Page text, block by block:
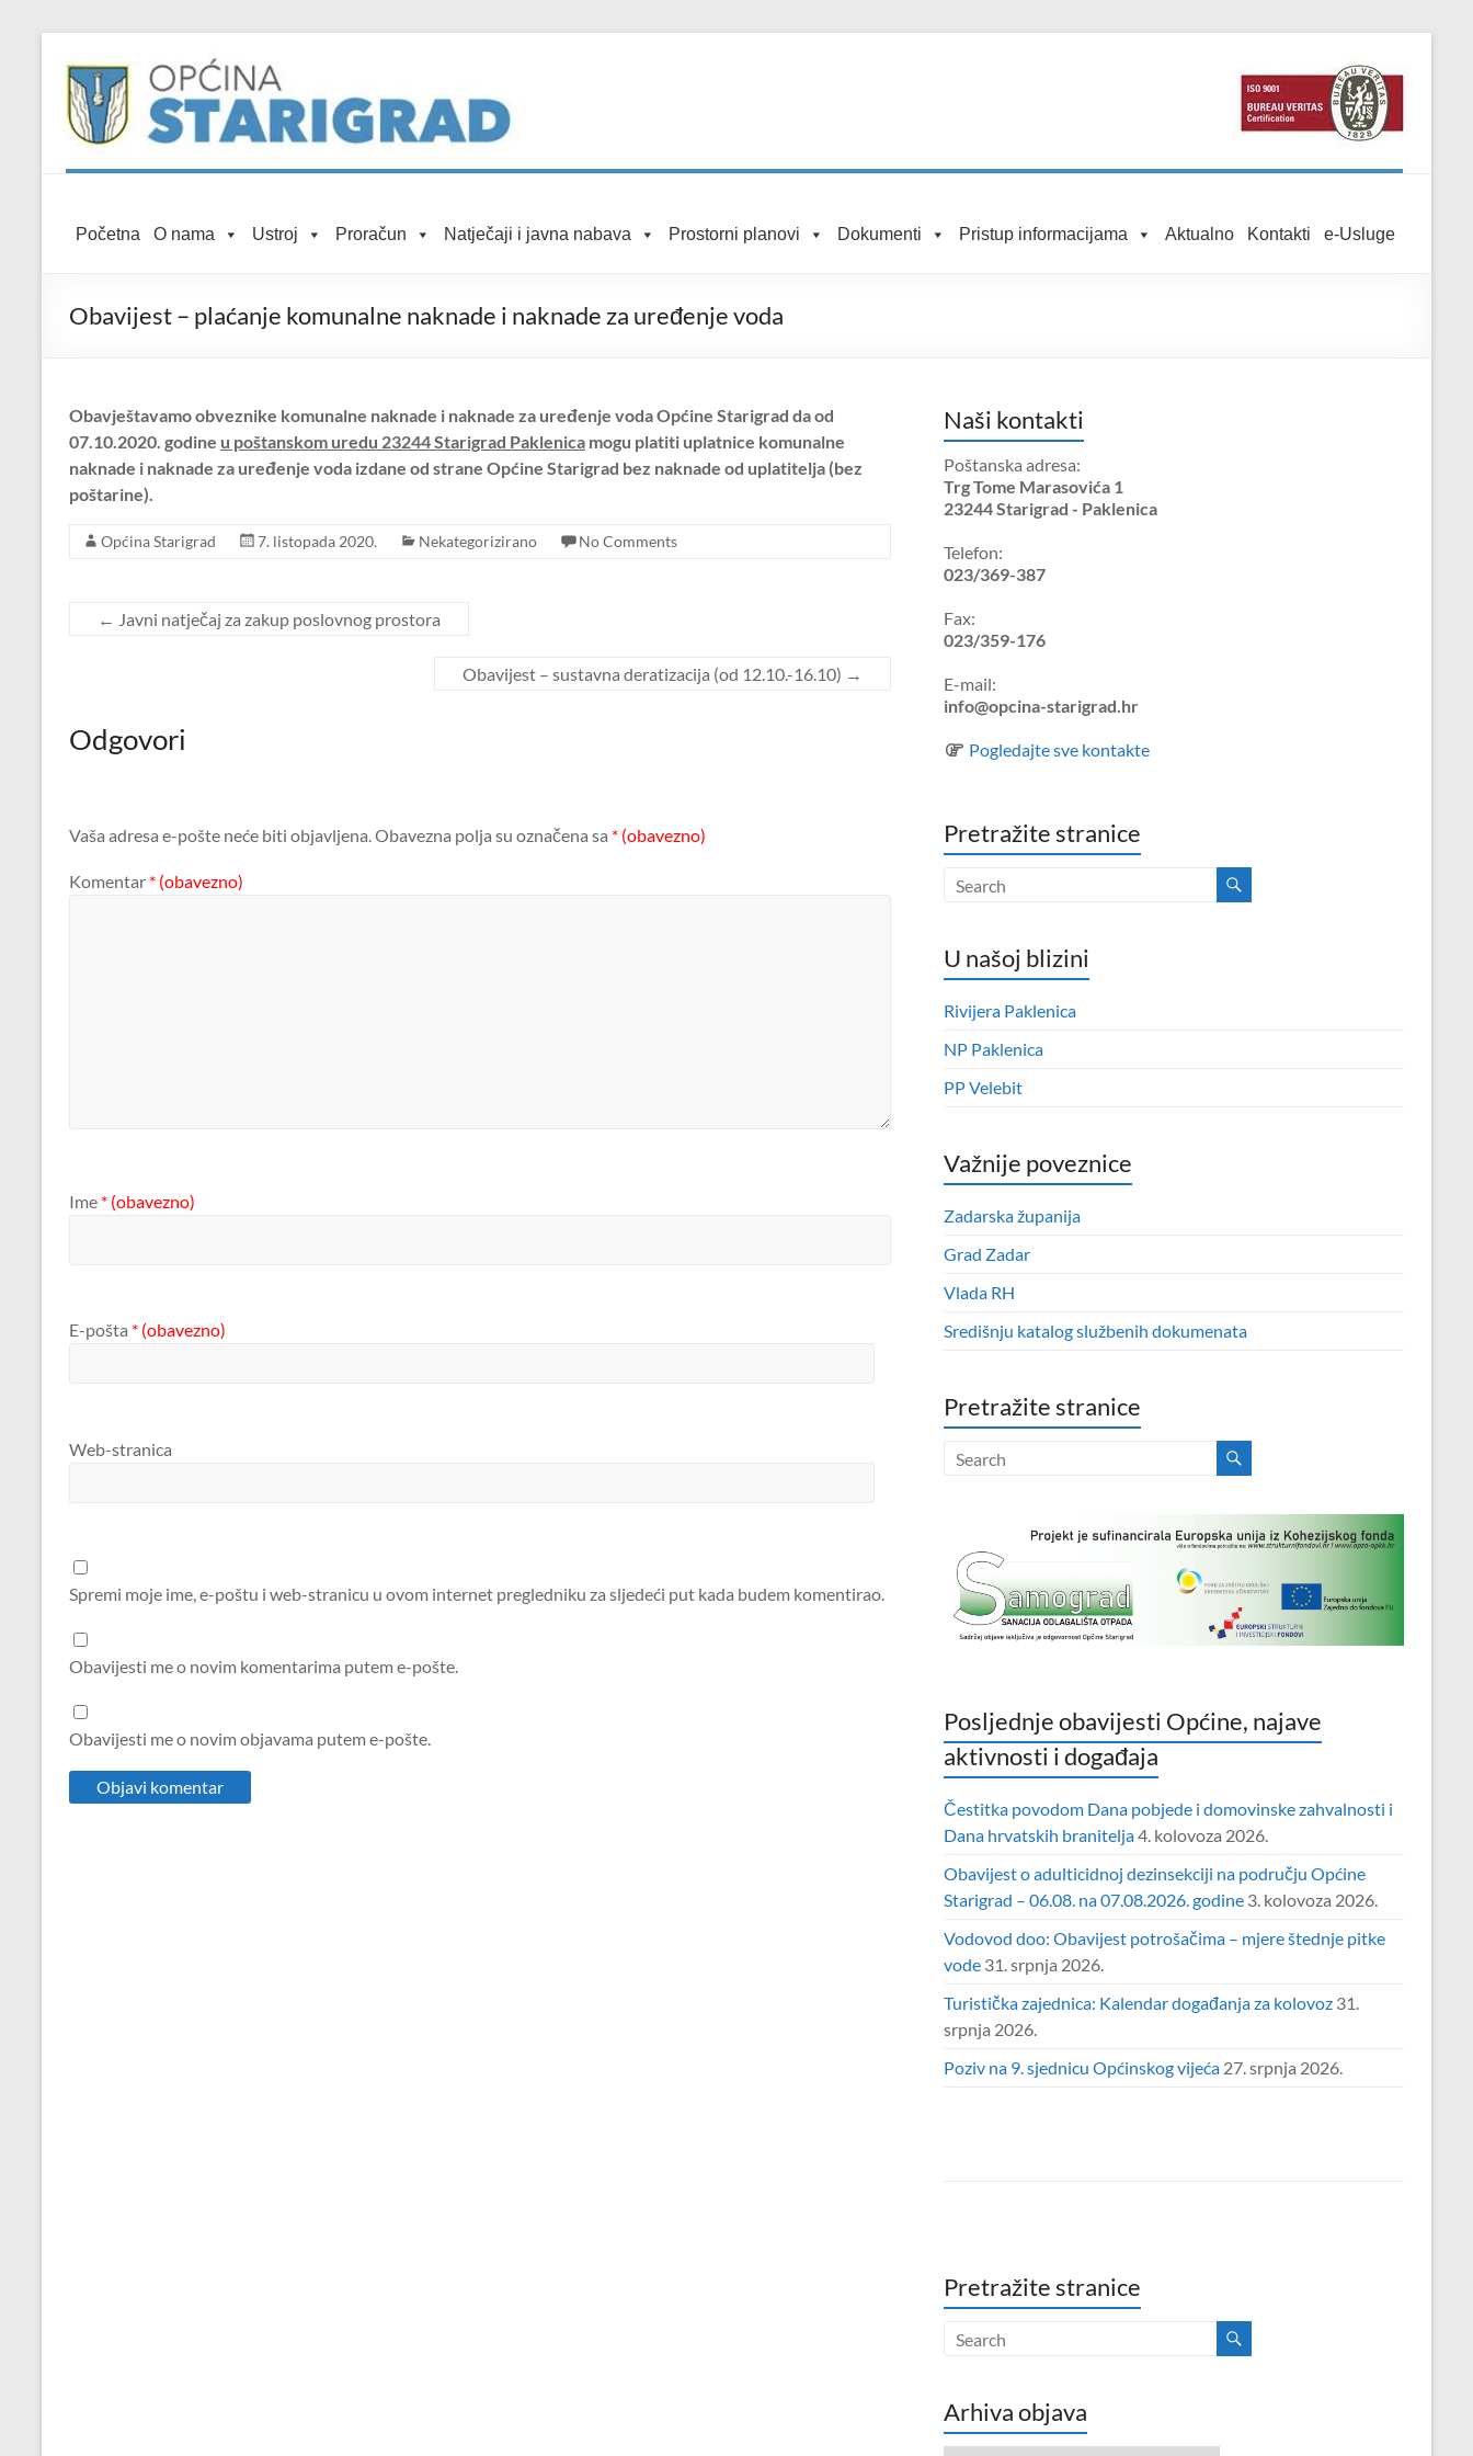
content
Općina
Službena
mrežna
Početna O nama Ustroj Proračun Natječaji i javna nabava Prostorni planovi Dokumenti Pristup informacijama Aktualno Kontakti e-Usluge
Obavijest – plaćanje komunalne naknade i naknade za uređenje voda
Obavještavamo obveznike komunalne naknade i naknade za uređenje voda Općine Starigrad da od
07.10.2020. godine u poštanskom uredu 23244 Starigrad Paklenica mogu platiti uplatnice komunalne
naknade i naknade za uređenje voda izdane od strane Općine Starigrad bez naknade od uplatitelja (bez
poštarine).
Općina Starigrad 7. listopada 2020. Nekategorizirano No Comments
← Javni natječaj za zakup poslovnog prostora
Obavijest – sustavna deratizacija (od 12.10.-16.10) →
Odgovori
Vaša adresa e-pošte neće biti objavljena.Obavezna polja su označena sa * (obavezno)
Komentar * (obavezno)
Ime * (obavezno)
E-pošta * (obavezno)
Web-stranica
Spremi moje ime, e-poštu i web-stranicu u ovom internet pregledniku za sljedeći put kada budem komentirao.
Obavijesti me o novim komentarima putem e-pošte.
Obavijesti me o novim objavama putem e-pošte.
Naši kontakti
Poštanska adresa:
Trg Tome Marasovića 1
23244 Starigrad - Paklenica
Telefon:
023/369-387
Fax:
023/359-176
E-mail:
info@opcina-starigrad.hr
Pogledajte sve kontakte
Pretražite stranice
U našoj blizini
Rivijera Paklenica
NP Paklenica
PP Velebit
Važnije poveznice
Zadarska županija
Grad Zadar
Vlada RH
Središnju katalog službenih dokumenata
Pretražite stranice
Posljednje obavijesti Općine, najave
aktivnosti i događaja
Čestitka povodom Dana pobjede i domovinske zahvalnosti i
Dana hrvatskih branitelja4. kolovoza 2026.
Obavijest o adulticidnoj dezinsekciji na području Općine
Starigrad – 06.08. na 07.08.2026. godine 3. kolovoza 2026.
Vodovod doo: Obavijest potrošačima – mjere štednje pitke
vode 31. srpnja 2026.
Turistička zajednica: Kalendar događanja za kolovoz 31.
srpnja 2026.
Poziv na 9. sjednicu Općinskog vijeća 27. srpnja 2026.
Pretražite stranice
Arhiva objava